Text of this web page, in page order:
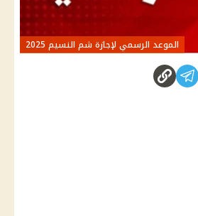
الموعد الرسمي لإجازة شم النسيم 2025